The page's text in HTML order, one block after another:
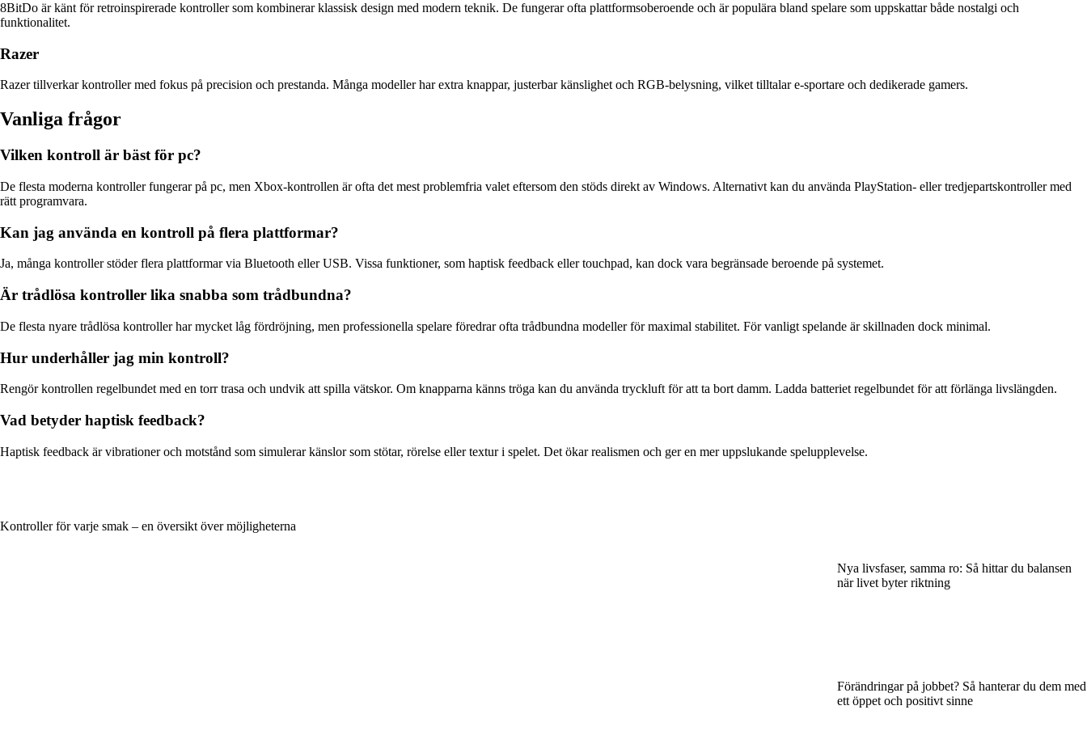
8BitDo är känt för retroinspirerade kontroller som kombinerar klassisk design med modern teknik. De fungerar ofta plattformsoberoende och är populära bland spelare som uppskattar både nostalgi och
funktionalitet.
Razer
Razer tillverkar kontroller med fokus på precision och prestanda. Många modeller har extra knappar, justerbar känslighet och RGB-belysning, vilket tilltalar e-sportare och dedikerade gamers.
Vanliga frågor
Vilken kontroll är bäst för pc?
De flesta moderna kontroller fungerar på pc, men Xbox-kontrollen är ofta det mest problemfria valet eftersom den stöds direkt av Windows. Alternativt kan du använda PlayStation- eller tredjepartskontroller med
rätt programvara.
Kan jag använda en kontroll på flera plattformar?
Ja, många kontroller stöder flera plattformar via Bluetooth eller USB. Vissa funktioner, som haptisk feedback eller touchpad, kan dock vara begränsade beroende på systemet.
Är trådlösa kontroller lika snabba som trådbundna?
De flesta nyare trådlösa kontroller har mycket låg fördröjning, men professionella spelare föredrar ofta trådbundna modeller för maximal stabilitet. För vanligt spelande är skillnaden dock minimal.
Hur underhåller jag min kontroll?
Rengör kontrollen regelbundet med en torr trasa och undvik att spilla vätskor. Om knapparna känns tröga kan du använda tryckluft för att ta bort damm. Ladda batteriet regelbundet för att förlänga livslängden.
Vad betyder haptisk feedback?
Haptisk feedback är vibrationer och motstånd som simulerar känslor som stötar, rörelse eller textur i spelet. Det ökar realismen och ger en mer uppslukande spelupplevelse.
Kontroller för varje smak – en översikt över möjligheterna
Nya livsfaser, samma ro: Så hittar du balansen
när livet byter riktning
Förändringar på jobbet? Så hanterar du dem med
ett öppet och positivt sinne